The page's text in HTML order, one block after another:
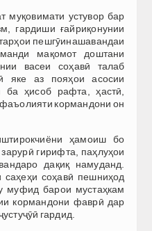
муқовимати устувор бар
гардиши ғайриқонунии
пешгӯинашавандаи
мақомот доштани
васеи соҳавӣ талаб
яке аз пояҳои асосии
ба ҳисоб рафта, ҳастӣ,
фаъолияти кормандони он
ҳамоиш бо
гирифта, паҳлуҳои
дақиқ намуданд.
соҳавӣ пешниҳод
муфид барои мустаҳкам
кормандони фаврӣ дар
гардид.